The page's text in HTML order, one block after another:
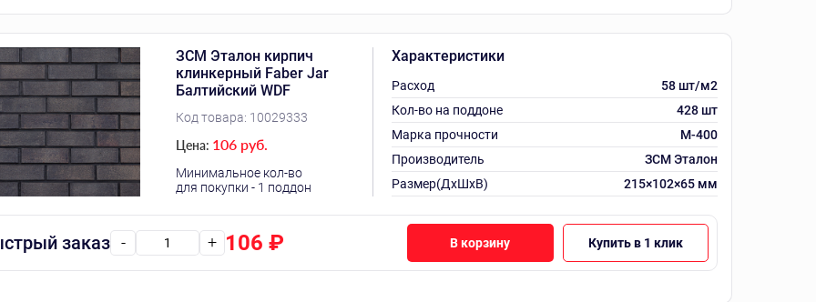
ЗСМ Эталон кирпич
клинкерный Faber Jar
Балтийский WDF
Код товара: 10029333
Цена: 106 руб.
Минимальное кол-во
для покупки - 1 поддон
Характеристики
Расход
58 шт/м2
Кол-во на поддоне
428 шт
Марка прочности
М-400
Производитель
ЗСМ Эталон
Размер(ДхШхВ)
215×102×65 мм
заказ - + 106 ₽ В корзину Купить в 1 клик